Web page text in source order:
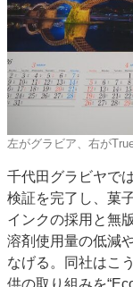
左がグラビア、右が
千代田グラビヤで
検証を完了し、菓
インクの採用と無
溶剤使用量の低減
なげる。同社はこ
供の取り組みを